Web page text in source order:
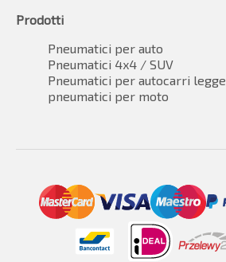
Prodotti
Pneumatici per auto
Pneumatici 4x4 / SUV
Pneumatici per autocarri
pneumatici per moto